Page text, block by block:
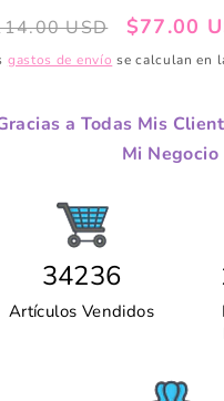
USD
Precio
de
$77.00
gastos de envío se calculan en
a Todas Mis
Mi Negocio
34236
Artículos Vendidos